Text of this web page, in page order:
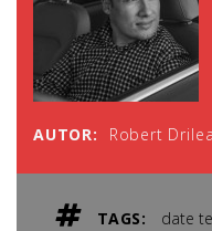
AUTOR: Robert Drilea
TAGS: date